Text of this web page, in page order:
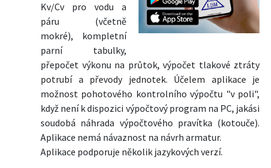
Kv/Cv pro vodu a
páru (včetně
mokré), kompletní
parní tabulky,
přepočet výkonu na průtok, výpočet tlakové ztráty
potrubí a převody jednotek. Účelem aplikace je
možnost pohotového kontrolního výpočtu "v poli",
když není k dispozici výpočtový program na PC, jakási
soudobá náhrada výpočtového pravítka (kotouče).
Aplikace nemá návaznost na návrh armatur.
Aplikace podporuje několik jazykových verzí.